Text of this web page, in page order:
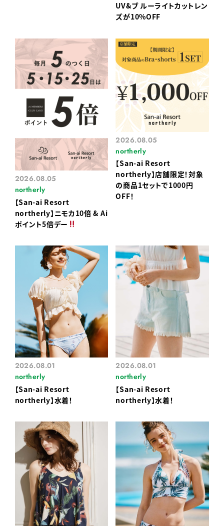
UV&ブ ルーライトカットレン
ズが10%OFF
2026.08.05
northerly
【San-ai Resort
northerly】ニモカ10倍 & Ai
ポイント5倍デー
2026.08.05
northerly
【San-ai Resort
northerly】店舗限定！対象
の商品1セットで1000円
OFF！
2026.08.01
northerly
【San-ai Resort
northerly】水着！
2026.08.01
northerly
【San-ai Resort
northerly】水着！